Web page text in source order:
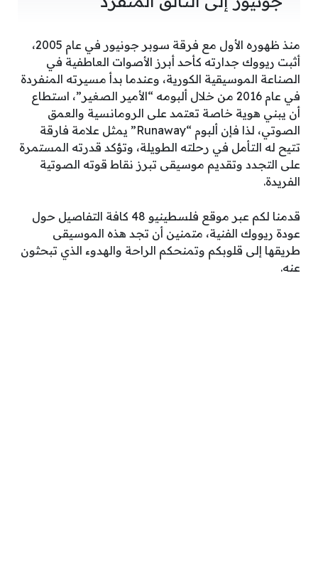
منذ ظهوره الأول مع فرقة سوبر جونيور في عام 2005،
أثبت ريووك جدارته كأحد أبرز الأصوات العاطفية في
الصناعة الموسيقية الكورية، وعندما بدأ مسيرته المنفردة
في عام 2016 من خلال ألبومه “الأمير الصغير”، استطاع
أن يبني هوية خاصة تعتمد على الرومانسية والعمق
الصوتي، لذا فإن ألبوم “Runaway” يمثل علامة فارقة
تتيح له التأمل في رحلته الطويلة، وتؤكد قدرته المستمرة
على التجدد وتقديم موسيقى تبرز نقاط قوته الصوتية
الفريدة.
قدمنا لكم عبر موقع فلسطينيو 48 كافة التفاصيل حول
عودة ريووك الفنية، متمنين أن تجد هذه الموسيقى
طريقها إلى قلوبكم وتمنحكم الراحة والهدوء الذي تبحثون
عنه.